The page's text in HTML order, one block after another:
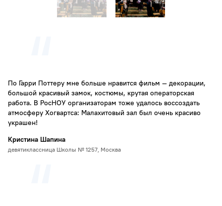
По Гарри Поттеру мне больше нравится фильм — декорации,
большой красивый замок, костюмы, крутая операторская
работа. В РосНОУ организаторам тоже удалось воссоздать
атмосферу Хогвартса: Малахитовый зал был очень красиво
украшен!
Кристина Шапина
девятиклассница Школы № 1257, Москва